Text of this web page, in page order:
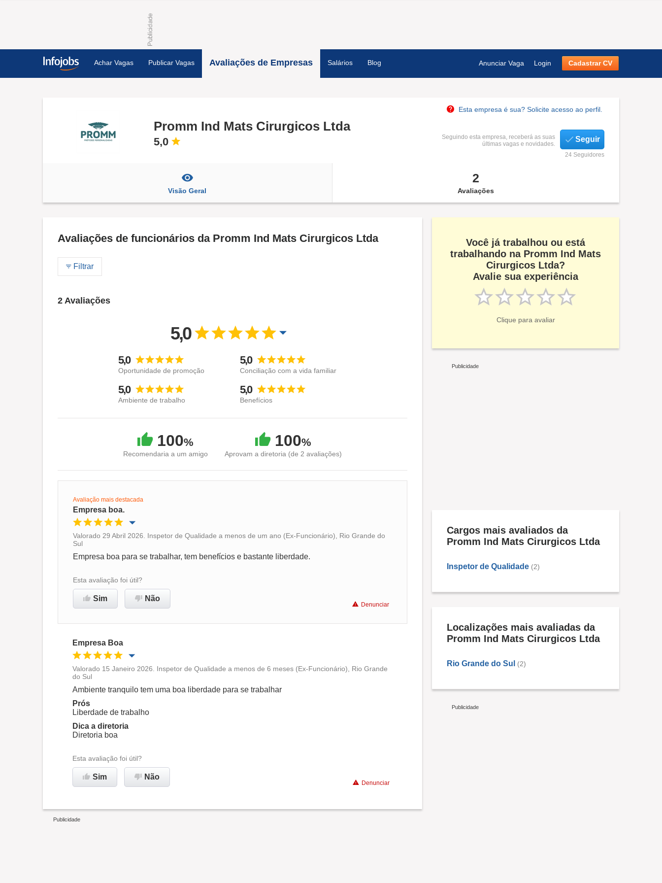
Achar Vagas Publicar Vagas Avaliações de Empresas Salários Blog Anunciar Vaga Login Cadastrar CV
Esta empresa é sua? Solicite acesso ao perfil.
Promm Ind Mats Cirurgicos Ltda
5,0
Seguindo esta empresa, receberá as suas
últimas vagas e novidades.
Seguir
24 Seguidores
Visão Geral
2
Avaliações
Avaliações de funcionários da Promm Ind Mats Cirurgicos Ltda
Filtrar
2 Avaliações
5,0
5,0
Oportunidade de promoção
5,0
Conciliação com a vida familiar
5,0
Ambiente de trabalho
5,0
Benefícios
100%
Recomendaria a um amigo
100%
Aprovam a diretoria (de 2 avaliações)
Avaliação mais destacada
Empresa boa.
Recomenda esta empresa
Valorado 29 Abril 2026. Inspetor de Qualidade a menos de um ano (Ex-Funcionário), Rio Grande do
Sul
Empresa boa para se trabalhar, tem benefícios e bastante liberdade.
Esta avaliação foi útil?
Sim Não
Denunciar
Empresa Boa
Oportunidade de promoção
Ambiente de trabalho
Recomenda esta empresa
Valorado 15 Janeiro 2026. Inspetor de Qualidade a menos de 6 meses (Ex-Funcionário), Rio Grande
do Sul
Ambiente tranquilo tem uma boa liberdade para se trabalhar
Prós
Liberdade de trabalho
Dica a diretoria
Diretoria boa
Esta avaliação foi útil?
Sim Não
Denunciar
Você já trabalhou ou está
trabalhando na Promm Ind Mats
Cirurgicos Ltda?
Avalie sua experiência
Clique para avaliar
Cargos mais avaliados da
Promm Ind Mats Cirurgicos Ltda
Inspetor de Qualidade (2)
Localizações mais avaliadas da
Promm Ind Mats Cirurgicos Ltda
Rio Grande do Sul (2)